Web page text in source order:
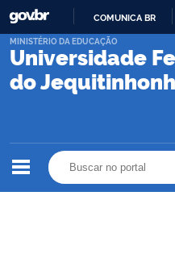
COMUNICA BR
Universidade
do
MINISTÉRIO DA EDUCAÇÃO